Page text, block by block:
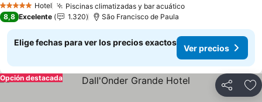
5 Estrellas Hotel Piscinas climatizadas y bar acuático
8,8 Excelente 1.320 São Francisco de Paula
Elige fechas para ver los precios exactos
Ver precios
Compartir
Opción destacada